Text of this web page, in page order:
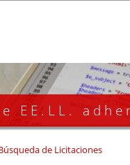
EE.LL.
de Licitaciones